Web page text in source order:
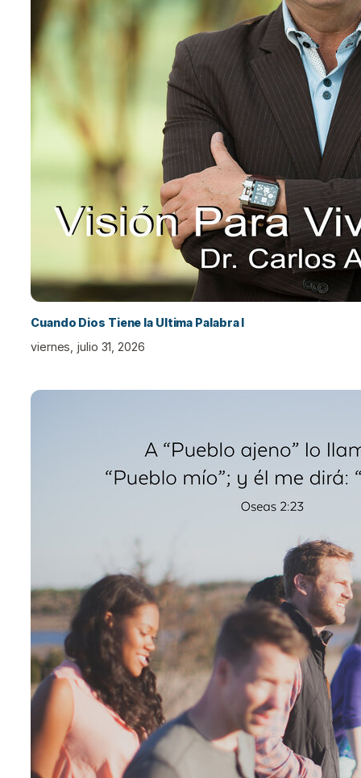
Cuando Dios Tiene la Ultima Palabra I
viernes, julio 31, 2026